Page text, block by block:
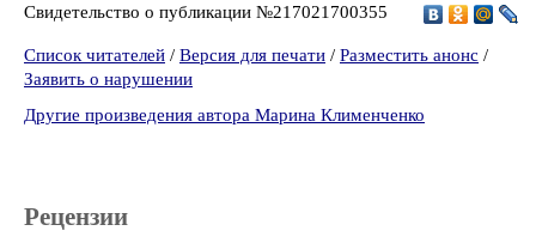
Свидетельство о публикации №217021700355
Список читателей / Версия для печати / Разместить анонс /
Заявить о нарушении
Другие произведения автора Марина Клименченко
Рецензии